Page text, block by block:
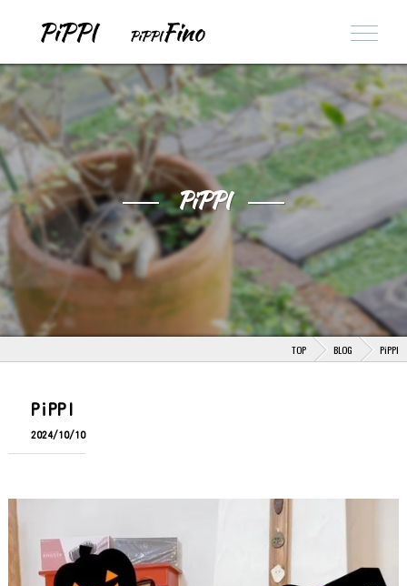
PiPPI
TOP BLOG PiPPI
PiPPI
2024/10/10